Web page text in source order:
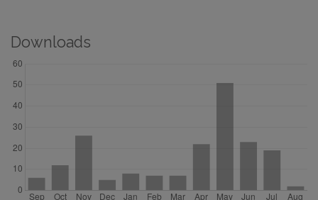
Downloads